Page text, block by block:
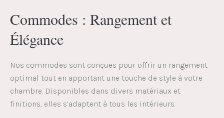
Commodes : Rangement et
Élégance
Nos commodes sont conçues pour offrir un rangement
optimal tout en apportant une touche de style à votre
chambre. Disponibles dans divers matériaux et
finitions, elles s’adaptent à tous les intérieurs.